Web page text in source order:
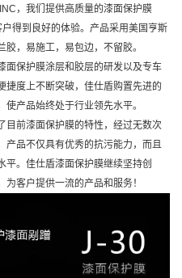
，我们提供高质量的漆面保护膜
得到良好的体验。产品采用美国亨斯
，易施工，易包边，不留胶。
面保护膜涂层和胶层的研发以及专车
捷度上不断突破，佳仕盾购置先进的
产品始终处于行业领先水平。
目前漆面保护膜的特性，经过无数次
产品不仅具有优秀的抗污能力，而且
平。佳仕盾漆面保护膜继续坚持创
客户提供一流的产品和服务！